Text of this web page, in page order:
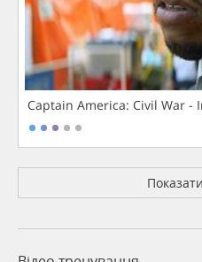
Captain America: Civil War -